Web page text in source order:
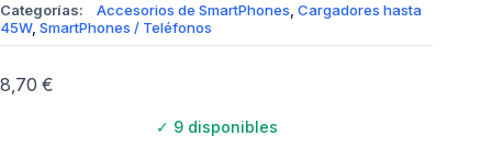
Categorías: Accesorios de SmartPhones, Cargadores hasta
45W, SmartPhones / Teléfonos
8,70 €
✓ 9 disponibles